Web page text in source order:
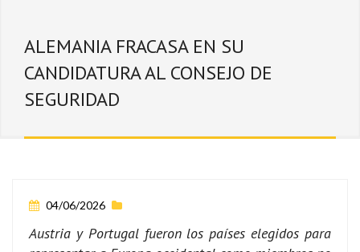
ALEMANIA FRACASA EN SU
CANDIDATURA AL CONSEJO DE
SEGURIDAD
04/06/2026
Austria y Portugal fueron los países elegidos para